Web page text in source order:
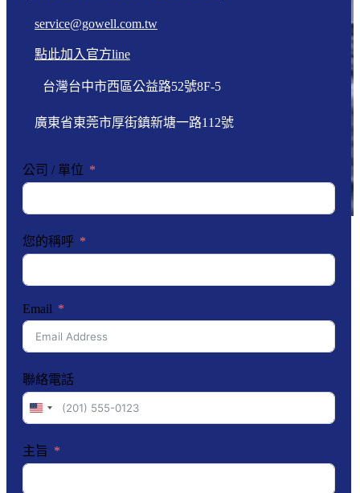
service@gowell.com.tw
點此加入官方line
台灣台中市西區公益路52號8F-5
廣東省東莞市厚街鎮新塘一路112號
公司 / 單位
您的稱呼
Email
聯絡電話
United
States
主旨